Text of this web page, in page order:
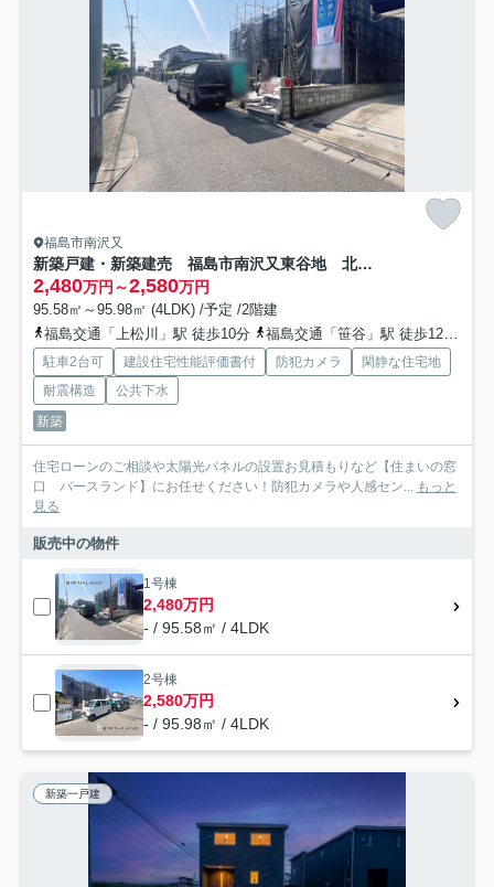
福島市南沢又
新築戸建・新築建売 福島市南沢又東谷地 北沢又小・信陵中
2,480万円～2,580万円
95.58㎡～95.98㎡ (4LDK) /予定 /2階建
福島交通「上松川」駅 徒歩10分
福島交通「笹谷」駅 徒歩12分
駐車2台可 建設住宅性能評価書付 防犯カメラ
閑静な住宅地
耐震構造
公共下水
新築
住宅ローンのご相談や太陽光パネルの設置お見積もりなど【住まいの窓
口 バースランド】にお任せください！防犯カメラや人感セン... もっと
見る
販売中の物件
1号棟
2,480万円
- / 95.58㎡ / 4LDK
2号棟
2,580万円
- / 95.98㎡ / 4LDK
新築一戸建